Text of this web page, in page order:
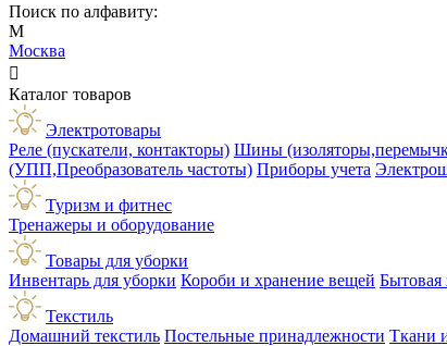
Поиск по алфавиту:
М
Москва

Каталог товаров
Электротовары
Реле (пускатели, контакторы) Шины
(УПП,Преобразователь частоты) Приборы учета
Туризм и фитнес
Тренажеры и оборудование
Товары для уборки
Инвентарь для уборки Короби и хранение вещей Бытовая
Текстиль
Домашний текстиль Постельные принадлежности Ткани